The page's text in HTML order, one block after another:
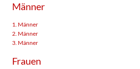
Männer
1. Männer
2. Männer
3. Männer
Frauen